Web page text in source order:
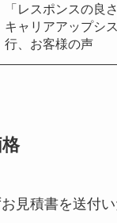
「レスポンスの良
キャリアアップシ
行、お客様の声
見積書を送付い